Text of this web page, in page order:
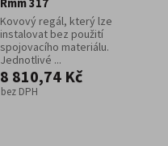
Kovový regál, který lze
instalovat bez použití
spojovacího materiálu.
Jednotlivé ...
8 810,74 Kč
bez DPH